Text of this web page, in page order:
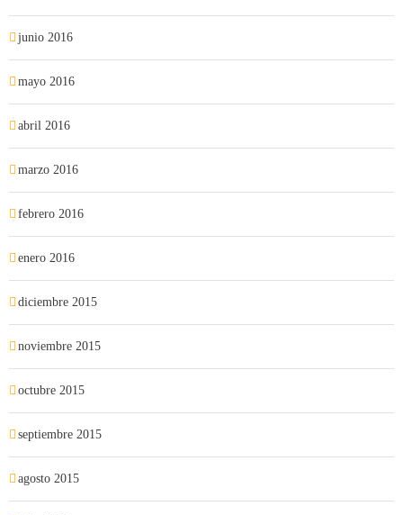
junio 2016
mayo 2016
abril 2016
marzo 2016
febrero 2016
enero 2016
diciembre 2015
noviembre 2015
octubre 2015
septiembre 2015
agosto 2015